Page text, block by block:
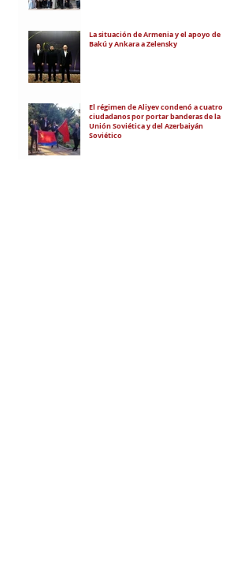
La situación de Armenia y el apoyo de
Bakú y Ankara a Zelensky
El régimen de Aliyev condenó a cuatro
ciudadanos por portar banderas de la
Unión Soviética y del Azerbaiyán
Soviético